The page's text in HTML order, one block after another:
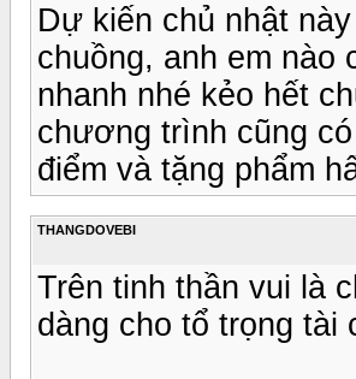
Dự kiến chủ nhật
chuồng, anh em nào
nhanh nhé kẻo hết
chương trình cũng
điểm và tặng phẩm
THANGDOVEBI
Trên tinh thần vui là
dàng cho tổ trọng tài